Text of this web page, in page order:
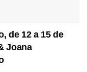
de 12 a 15 de
Joana